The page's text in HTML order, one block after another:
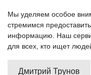
Мы уделяем особое
стремимся
информацию. Наш
для всех, кто ищет
Дмитрий Трунов